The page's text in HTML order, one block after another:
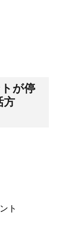
が停
方
ト